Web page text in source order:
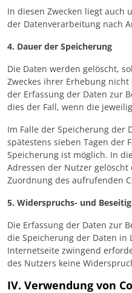
In diesen Zwecken liegt auch
der Datenverarbeitung nach
4. Dauer der Speicherung
Die Daten werden gelöscht,
Zweckes ihrer Erhebung
der Erfassung der Daten zur
dies der Fall, wenn die
Im Falle der Speicherung der
spätestens sieben Tagen der
Speicherung ist möglich. In
Adressen der Nutzer
Zuordnung des aufrufenden
5. Widerspruchs- und
Die Erfassung der Daten zur
die Speicherung der Daten
Internetseite zwingend
des Nutzers keine
IV. Verwendung von